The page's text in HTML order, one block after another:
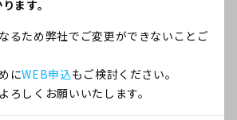
ます。
るため弊社でご変更ができないことご
にWEB申込もご検討ください。
ろしくお願いいたします。